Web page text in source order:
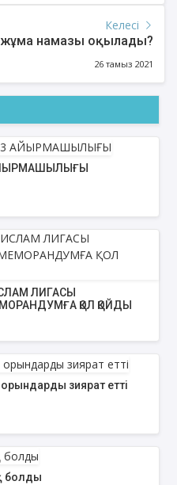
Келесі
жұма намазы оқылады?
26 тамыз 2021
ЛИГАСЫ
ҚОЛ ҚОЙДЫ
зиярат етті
болды